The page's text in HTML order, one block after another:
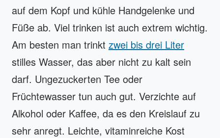
auf dem Kopf und kühle Handgelenke und
Füße ab. Viel trinken ist auch extrem wichtig.
Am besten man trinkt zwei bis drei Liter
stilles Wasser, das aber nicht zu kalt sein
darf. Ungezuckerten Tee oder
Früchtewasser tun auch gut. Verzichte auf
Alkohol oder Kaffee, da es den Kreislauf zu
sehr anregt. Leichte, vitaminreiche Kost